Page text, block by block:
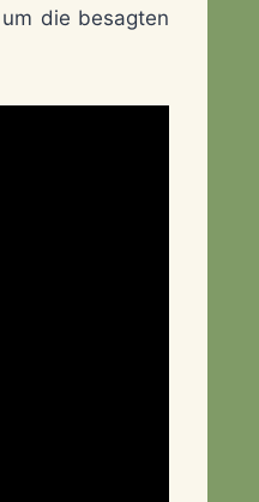
die besagten